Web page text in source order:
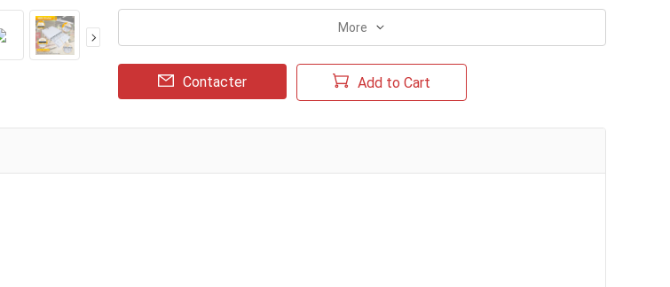
More
Contacter Add to Cart